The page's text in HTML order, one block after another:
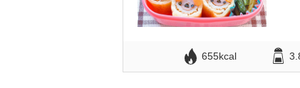
655kcal